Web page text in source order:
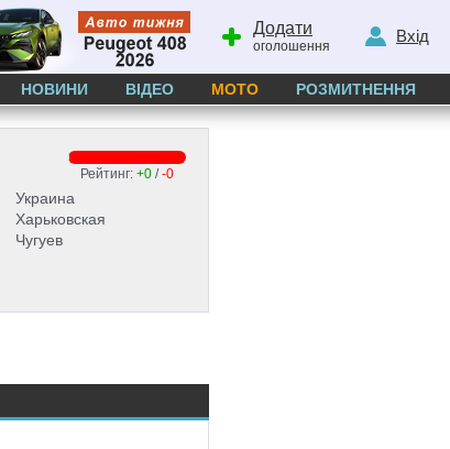
Додати
оголошення
Вхід
НОВИНИ ВІДЕО МОТО РОЗМИТНЕННЯ
Рейтинг: +0 /-0
Украина
Харьковская
Чугуев